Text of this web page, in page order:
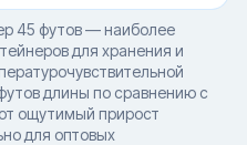
45 футов — наиболее
для хранения и
длины по сравнению с
ощутимый прирост
для оптовых